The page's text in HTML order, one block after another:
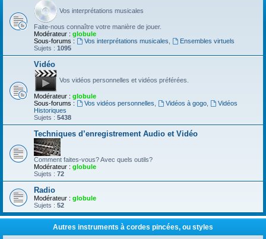
Vos interprétations musicales
Faite-nous connaître votre manière de jouer.
Modérateur : globule
Sous-forums :
Vos interprétations musicales
Ensembles virtuels
Sujets : 1095
Vidéo
Vos vidéos personnelles et vidéos préférées.
Modérateur : globule
Sous-forums :
Vos vidéos personnelles Vidéos à gogo,
Vidéos
Historiques
Sujets : 5438
Techniques d’enregistrement Audio et Vidéo
Comment faites-vous? Avec quels outils?
Modérateur : globule
Sujets : 72
Radio
Modérateur : globule
Sujets : 52
Autres instruments à cordes pincées, ou styles